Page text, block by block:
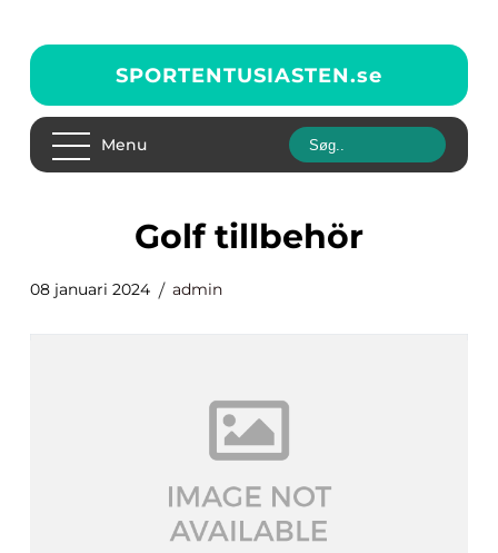
SPORTENTUSIASTEN.se
Menu
golf tillbehör
08 januari 2024 admin